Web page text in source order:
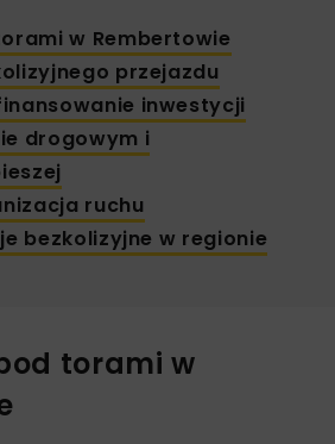
w Rembertowie
przejazdu
inwestycji
drogowym i
ruchu
bezkolizyjne w regionie
torami w